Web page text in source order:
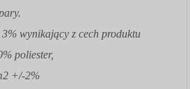
wynikający z cech produktu
poliester,
+/-2%